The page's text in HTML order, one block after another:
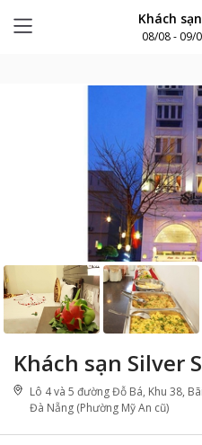
Khách
08/08 - 09/
Khách sạn Silver
Lô 4 và 5 đường Đỗ Bá, Khu 38,
Đà Nẵng (Phường Mỹ An cũ)